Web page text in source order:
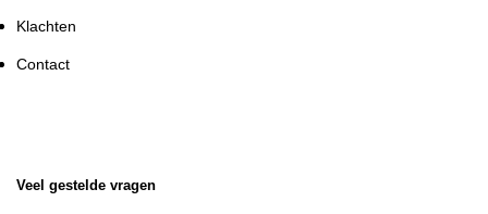
Klachten
Contact
Veel gestelde vragen